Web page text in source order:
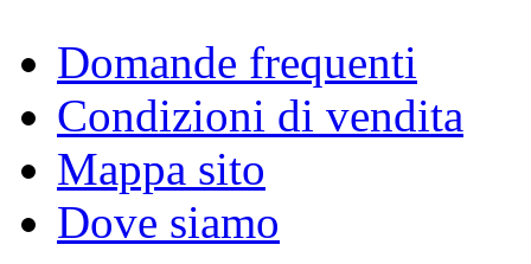
Domande frequenti
Condizioni di vendita
Mappa sito
Dove siamo